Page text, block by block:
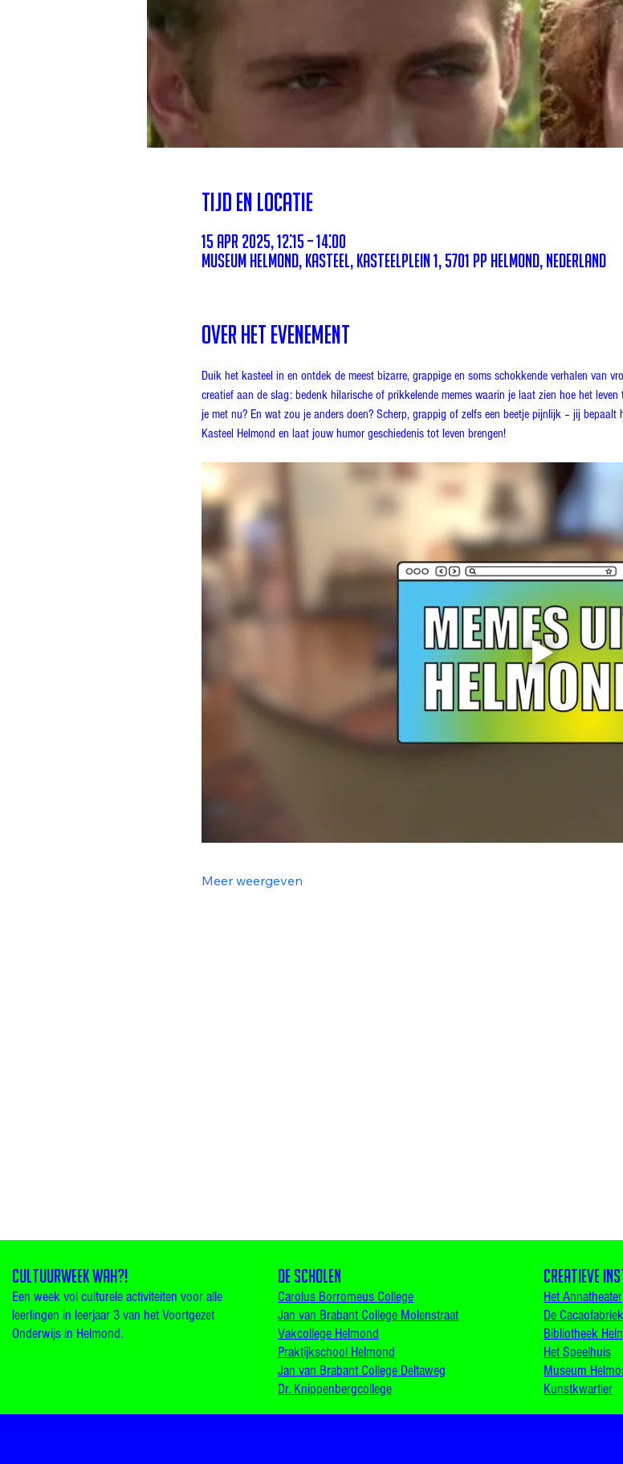
Tijd en locatie
15 apr 2025, 12:15 – 14:00
Museum Helmond, Kasteel, Kasteelplein 1, 5701 PP Helmond, Nederland
Over het evenement
Duik het kasteel in en ontdek de meest bizarre, grappige en soms schokkende verhalen van
creatief aan de slag: bedenk hilarische of prikkelende memes waarin je laat zien hoe het
je met nu? En wat zou je anders doen? Scherp, grappig of zelfs een beetje pijnlijk – jij
Kasteel Helmond en laat jouw humor geschiedenis tot leven brengen!
Meer weergeven
CULTUURWEEK WAH?!
Een week vol culturele activiteiten voor alle
leerlingen in leerjaar 3 van het Voortgezet
Onderwijs in Helmond.
De scholen
Carolus Borromeus College
Jan van Brabant College Molenstraat
Vakcollege Helmond
Praktijkschool Helmond
Jan van Brabant College Deltaweg
Dr. Knippenbergcollege
Creatieve
Het Annatheater
De Cacaofabriek
Bibliotheek
Het Speelhuis
Museum
Kunstkwartier